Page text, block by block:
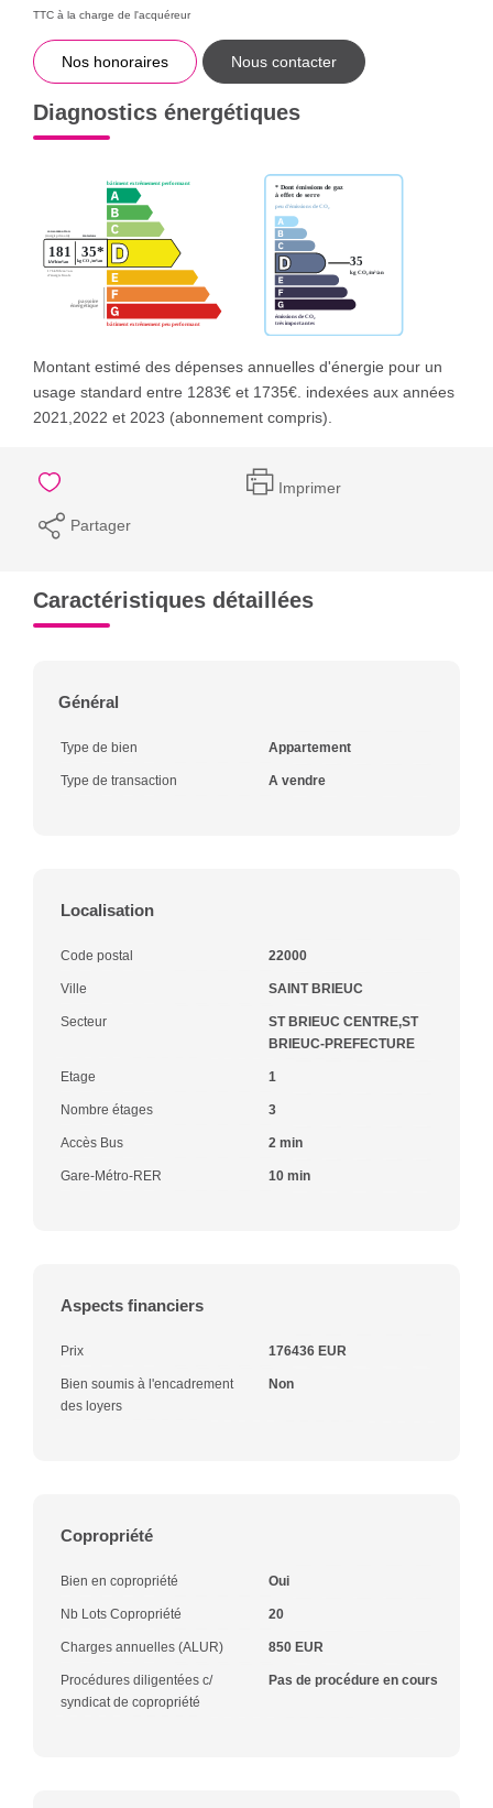
TTC à la charge de l'acquéreur
Nos honoraires Nous contacter
Diagnostics énergétiques
Montant estimé des dépenses annuelles d'énergie pour un
usage standard entre 1283€ et 1735€. indexées aux années
2021,2022 et 2023 (abonnement compris).
Imprimer
Partager
Caractéristiques détaillées
Général
Type de bien Appartement
Type de transaction A vendre
Localisation
Code postal 22000
Ville SAINT BRIEUC
Secteur
ST BRIEUC CENTRE,ST
BRIEUC-PREFECTURE
Etage 1
Nombre étages 3
Accès Bus 2 min
Gare-Métro-RER 10 min
Aspects financiers
Prix 176436 EUR
Bien soumis à l'encadrement
des loyers
Non
Copropriété
Bien en copropriété Oui
Nb Lots Copropriété 20
Charges annuelles (ALUR) 850 EUR
Procédures diligentées c/
syndicat de copropriété
Pas de procédure en cours